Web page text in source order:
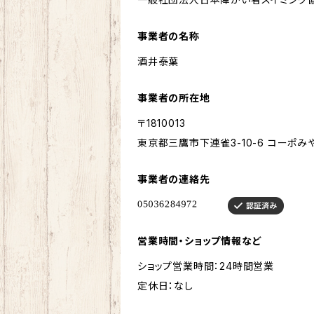
事業者の名称
酒井泰葉
事業者の所在地
〒1810013
東京都三鷹市下連雀3-10-6 コーポみ
事業者の連絡先
営業時間・ショップ情報など
ショップ営業時間：24時間営業
定休日：なし